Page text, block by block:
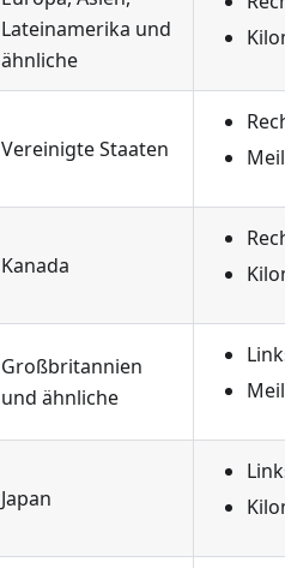
Lateinamerika und
ähnliche
Vereinigte Staaten
Kanada
Großbritannien
und ähnliche
Japan